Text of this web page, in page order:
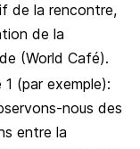
de la rencontre,
de la
(World Café).
1 (par exemple):
nous des
entre la